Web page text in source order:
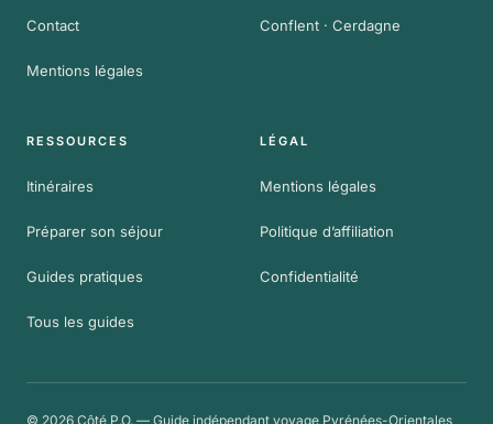
Contact
Mentions légales
Conflent · Cerdagne
RESSOURCES
Itinéraires
Préparer son séjour
Guides pratiques
Tous les guides
LÉGAL
Mentions légales
Politique d’affiliation
Confidentialité
© 2026 Côté P.O. — Guide indépendant voyage Pyrénées-Orientales